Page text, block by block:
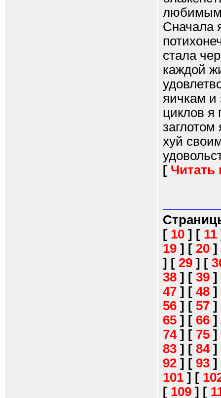
любимым
Сначала
стала
каждой
яичкам и
циклов я
хуй
[ Читать
[ 10 ] [ 11
19 ] [ 20 ]
] [ 29 ] [
38 ] [ 39 ]
47 ] [ 48 ]
56 ] [ 57 ]
65 ] [ 66 ]
74] [ 75 ]
83 ] [ 84]
92 ] [ 93 ]
101 ] [
[ 109 ] [